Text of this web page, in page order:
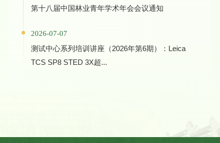
第十八届中国林业青年学术年会会议通知
2026-07-07
测试中心系列培训讲座（2026年第6期）：Leica
TCS SP8 STED 3X超...